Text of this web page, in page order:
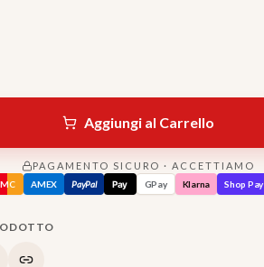
Aggiungi al Carrello
PAGAMENTO SICURO · ACCETTIAMO
MC AMEX PayPal Pay GPay Klarna Shop Pay